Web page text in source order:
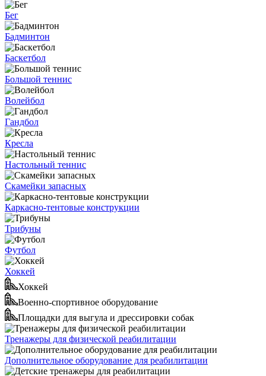
Бег
Бадминтон
Баскетбол
Большой теннис
Волейбол
Гандбол
Кресла
Настольный теннис
Скамейки запасных
Каркасно-тентовые конструкции
Трибуны
Футбол
Хоккей
Хоккей
Военно-спортивное оборудование
Площадки для выгула и дрессировки собак
Тренажеры для физической реабилитации
Дополнительное оборудование для реабилитации